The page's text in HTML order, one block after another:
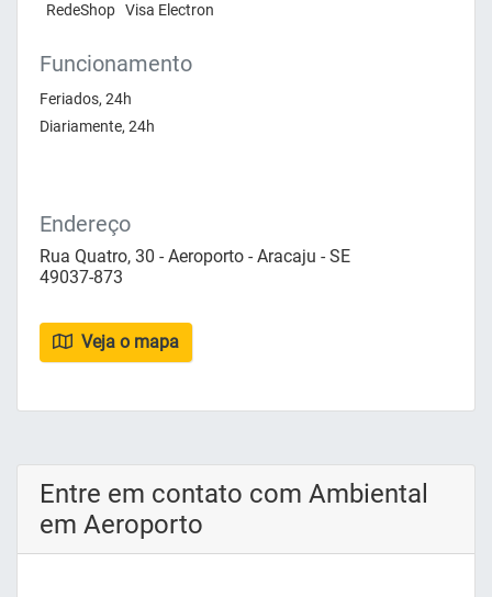
RedeShop Visa Electron
Funcionamento
Feriados, 24h
Diariamente, 24h
Endereço
Rua Quatro, 30 - Aeroporto - Aracaju - SE
49037-873
Veja o mapa
Entre em contato com Ambiental
em Aeroporto